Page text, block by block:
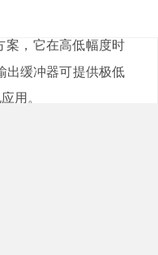
内部安装的高阻抗
，它在高低幅度时
出缓冲器可提供极低
。